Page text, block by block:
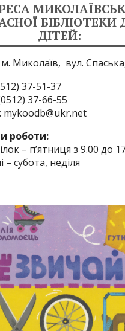
БІБЛІОТЕКИ
ДІТЕЙ:
Миколаїв, вул.
37-51-37
(0512) 37-66-
mykoodb@ukr.net
роботи:
– п’ятниця з 9.00 до
– субота, неділя